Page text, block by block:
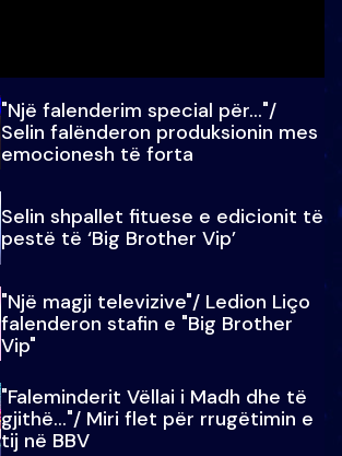
"Një falenderim special për…"/
Selin falënderon produksionin mes
emocionesh të forta
Selin shpallet fituese e edicionit të
pestë të ‘Big Brother Vip’
"Një magji televizive"/ Ledion Liço
falenderon stafin e "Big Brother
Vip"
"Faleminderit Vëllai i Madh dhe të
gjithë…"/ Miri flet për rrugëtimin e
tij në BBV